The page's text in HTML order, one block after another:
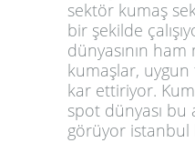
sektör kumaş
bir şekilde
dünyasının
kumaşlar, uygun
kar ettiriyor.
spot dünyası bu
görüyor istanbul